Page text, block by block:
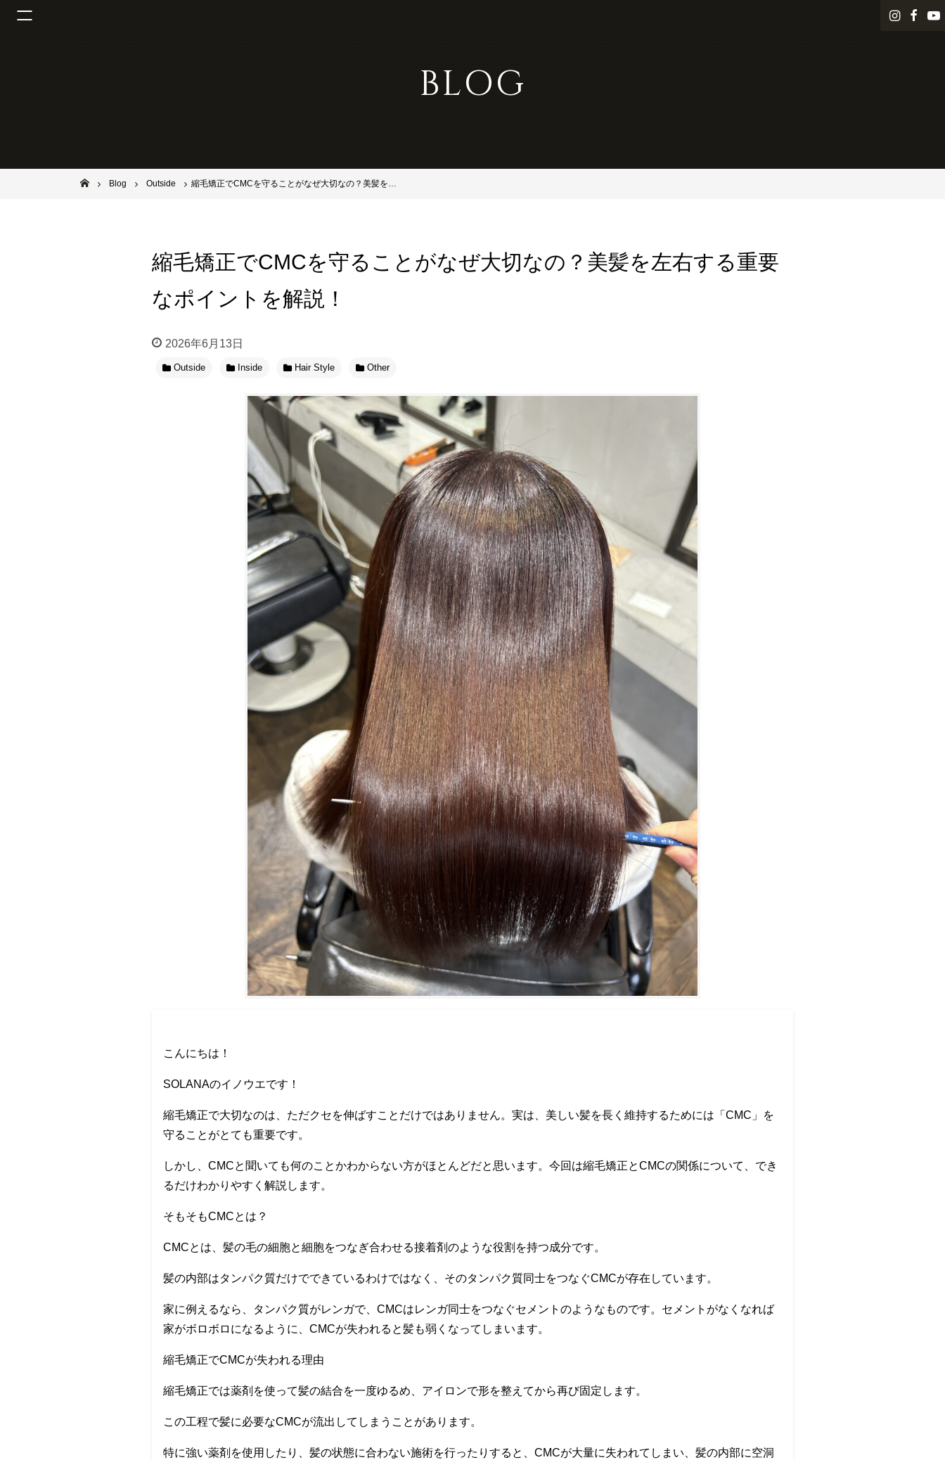
i
m
BLOG
池田市石橋の美容室ならヘアサロンSolana（ソラーナ）
Blog Outside 縮毛矯正でCMCを守ることがなぜ大切なの？美髪を左右する重要なポイントを解説！
縮毛矯正でCMCを守ることがなぜ大切なの？美髪を左右する重要
なポイントを解説！
2026年6月13日
Outside Inside Hair Style Other
こんにちは！
SOLANAのイノウエです！
縮毛矯正で大切なのは、ただクセを伸ばすことだけではありません。実は、美しい髪を長く維持するためには「CMC」を
守ることがとても重要です。
しかし、CMCと聞いても何のことかわからない方がほとんどだと思います。今回は縮毛矯正とCMCの関係について、でき
るだけわかりやすく解説します。
そもそもCMCとは？
CMCとは、髪の毛の細胞と細胞をつなぎ合わせる接着剤のような役割を持つ成分です。
髪の内部はタンパク質だけでできているわけではなく、そのタンパク質同士をつなぐCMCが存在しています。
家に例えるなら、タンパク質がレンガで、CMCはレンガ同士をつなぐセメントのようなものです。セメントがなくなれば
家がボロボロになるように、CMCが失われると髪も弱くなってしまいます。
縮毛矯正でCMCが失われる理由
縮毛矯正では薬剤を使って髪の結合を一度ゆるめ、アイロンで形を整えてから再び固定します。
この工程で髪に必要なCMCが流出してしまうことがあります。
特に強い薬剤を使用したり、髪の状態に合わない施術を行ったりすると、CMCが大量に失われてしまい、髪の内部に空洞